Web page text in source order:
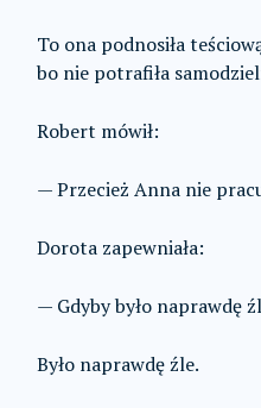
To ona podnosiła
bo nie potrafiła
Robert mówił:
— Przecież Anna nie
Dorota zapewniała:
— Gdyby było naprawdę
Było naprawdę źle.